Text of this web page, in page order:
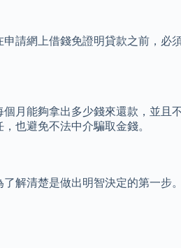
請網上借錢免證明貸款之前，
月能夠拿出多少錢來還款，並
也避免不法中介騙取金錢。
解清楚是做出明智決定的第一